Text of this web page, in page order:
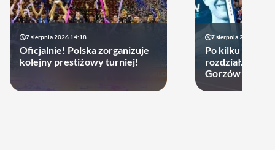
7 sierpnia 2026 14:18
Oficjalnie! Polska zorganizuje
kolejny prestiżowy turniej!
7 sierpnia 2026 13:49
Po kilku latach
rozdział.
Gorzów może